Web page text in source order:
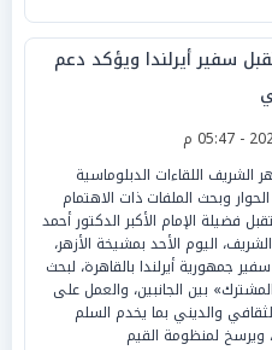
سفير أيرلندا ويؤكد دعم
اللقاءات الدبلوماسية
الحوار وبحث الملفات ذات الاهتمام
فضيلة الإمام الأكبر الدكتور أحمد
اليوم الأحد بمشيخة الأزهر،
جمهورية أيرلندا بالقاهرة، لبحث
بين الجانبين، والعمل على
والديني بما يخدم السلم
ويرسخ لمنظومة القيم